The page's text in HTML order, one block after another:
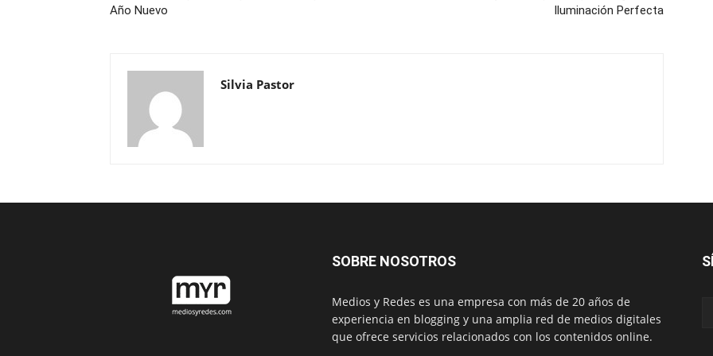
Año Nuevo
Iluminación Perfecta
Silvia Pastor
SOBRE NOSOTROS
Medios y Redes es una empresa con más de 20 años de
experiencia en blogging y una amplia red de medios digitales
que ofrece servicios relacionados con los contenidos online.